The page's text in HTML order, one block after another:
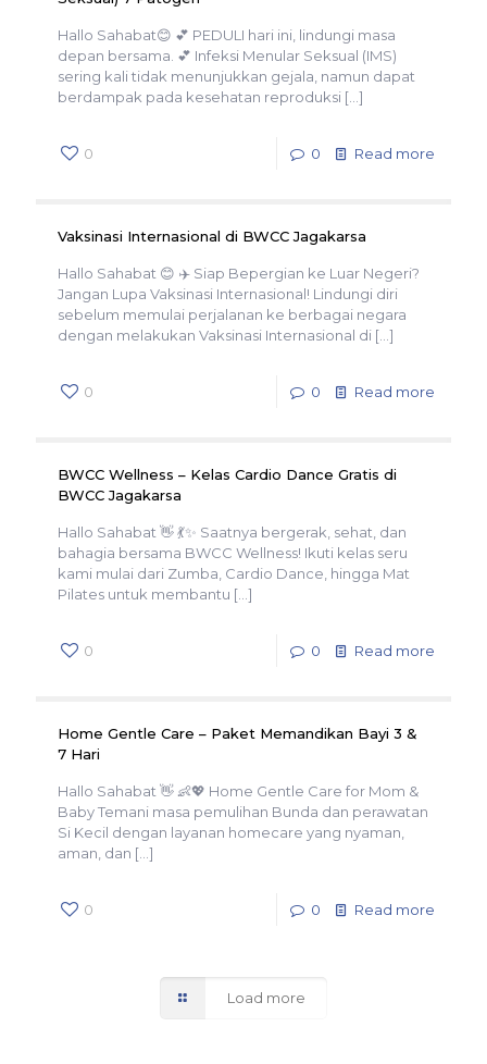
Hallo Sahabat😊 💕 PEDULI hari ini, lindungi masa
depan bersama. 💕 Infeksi Menular Seksual (IMS)
sering kali tidak menunjukkan gejala, namun dapat
berdampak pada kesehatan reproduksi […]
0 0 Read more
Vaksinasi Internasional di BWCC Jagakarsa
Hallo Sahabat 😊 ✈️ Siap Bepergian ke Luar Negeri?
Jangan Lupa Vaksinasi Internasional! Lindungi diri
sebelum memulai perjalanan ke berbagai negara
dengan melakukan Vaksinasi Internasional di […]
0 0 Read more
BWCC Wellness – Kelas Cardio Dance Gratis di
BWCC Jagakarsa
Hallo Sahabat 👋 💃✨ Saatnya bergerak, sehat, dan
bahagia bersama BWCC Wellness! Ikuti kelas seru
kami mulai dari Zumba, Cardio Dance, hingga Mat
Pilates untuk membantu […]
0 0 Read more
Home Gentle Care – Paket Memandikan Bayi 3 &
7 Hari
Hallo Sahabat 👋 👶💖 Home Gentle Care for Mom &
Baby Temani masa pemulihan Bunda dan perawatan
Si Kecil dengan layanan homecare yang nyaman,
aman, dan […]
0 0 Read more
Load more